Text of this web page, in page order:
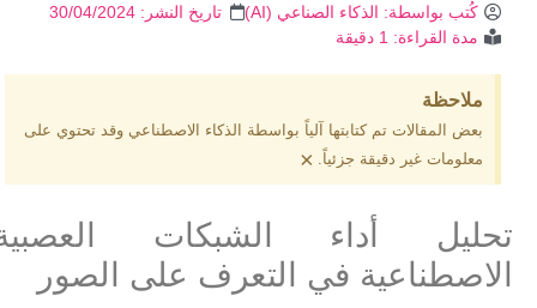
كُتب بواسطة:الذكاء الصناعي (AI) تاريخ النشر:30/04/2024
مدة القراءة: 1 دقيقة
ملاحظة
بعض المقالات تم كتابتها آلياً بواسطة الذكاء الاصطناعي وقد تحتوي على
معلومات غير دقيقة جزئياً. ×
تحليل أداء الشبكات العصبية
الاصطناعية في التعرف على الصور